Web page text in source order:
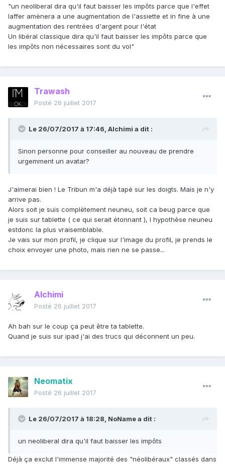
"un neoliberal dira qu'il faut baisser les impôts parce que l'effet
laffer amènera a une augmentation de l'assiette et in fine à une
augmentation des rentrées d'argent pour l'état
Un libéral classique dira qu'il faut baisser les impôts parce que
les impôts non nécessaires sont du vol"
Trawash
Posté 26 juillet 2017
Le 26/07/2017 à 17:46, Alchimi a dit :
Sinon personne pour conseiller au nouveau de prendre
urgemment un avatar?
J'aimerai bien ! Le Tribun m'a déjà tapé sur les doigts. Mais je n'y
arrive pas.
Alors soit je suis complètement neuneu, soit ca beug parce que
je suis sur tablette ( ce qui serait étonnant ), l hypothèse neuneu
estdonc la plus vraisemblable.
Je vais sur mon profil, je clique sur l'image du profil, je prends le
choix envoyer une photo, mais rien ne se passe...
Alchimi
Posté 26 juillet 2017
Ah bah sur le coup ça peut être ta tablette.
Quand je suis sur ipad j'ai des trucs qui déconnent un peu.
Neomatix
Posté 26 juillet 2017
Le 26/07/2017 à 18:28, NoNamea dit :
un neoliberal dira qu'il faut baisser les impôts
Déjà ça exclut l'immense majorité des "néolibéraux" classés dans